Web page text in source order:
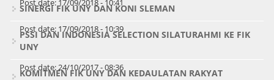
SINERGI FIK UNY DAN KONI SLEMAN
Post date: 17/09/2018 - 10:39
PSSI DAN INDONESIA SELECTION SILATURAHMI KE FIK
UNY
Post date: 24/10/2017 - 08:36
KOMITMEN FIK UNY DAN KEDAULATAN RAKYAT